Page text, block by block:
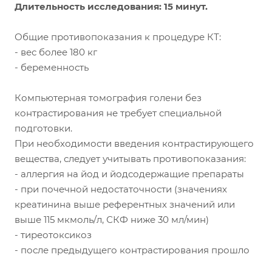
Длительность исследования: 15 минут.
Общие противопоказания к процедуре КТ:
- вес более 180 кг
- беременность
Компьютерная томография голени без
контрастирования не требует специальной
подготовки.
При необходимости введения контрастирующего
вещества, следует учитывать противопоказания:
- аллергия на йод и йодсодержащие препараты
- при почечной недостаточности (значениях
креатинина выше референтных значений или
выше 115 мкмоль/л, СКФ ниже 30 мл/мин)
- тиреотоксикоз
- после предыдущего контрастирования прошло